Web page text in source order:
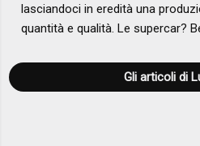
lasciandoci in eredità una
quantità e qualità. Le supercar?
Gli articoli di